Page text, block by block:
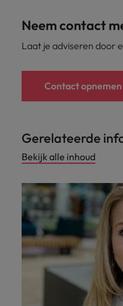
Neem contact
Laat je adviseren door
Contact opnemen
Gerelateerde
Bekijk alle inhoud